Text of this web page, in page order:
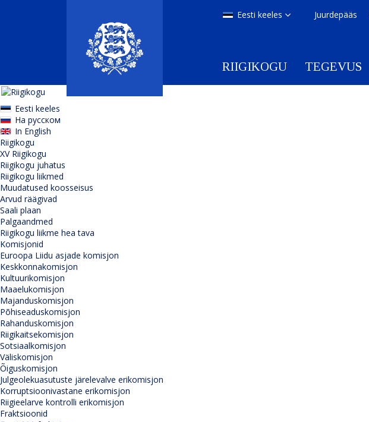
Juurdepääs
Eesti keeles
RIIGIKOGU TEGEVUS
Eesti keeles
На русском
In English
Riigikogu
XV Riigikogu
Riigikogu juhatus
Riigikogu liikmed
Muudatused koosseisus
Arvud räägivad
Saali plaan
Palgaandmed
Riigikogu liikme hea tava
Komisjonid
Euroopa Liidu asjade komisjon
Keskkonnakomisjon
Kultuurikomisjon
Maaelukomisjon
Majanduskomisjon
Põhiseaduskomisjon
Rahanduskomisjon
Riigikaitsekomisjon
Sotsiaalkomisjon
Väliskomisjon
Õiguskomisjon
Julgeolekuasutuste järelevalve erikomisjon
Korruptsioonivastane erikomisjon
Riigieelarve kontrolli erikomisjon
Fraktsioonid